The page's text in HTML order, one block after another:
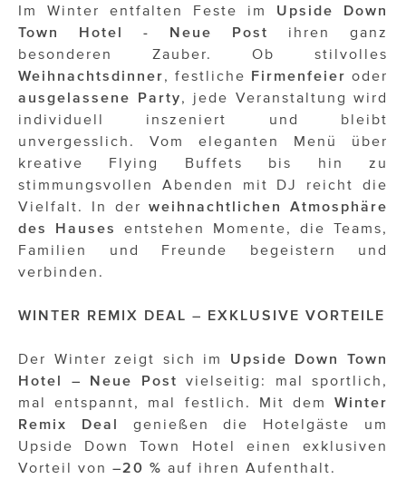
Im Winter entfalten Feste im Upside Down
Town Hotel - Neue Post
ihren ganz
besonderen Zauber. Ob stilvolles
Weihnachtsdinner
, festliche Firmenfeier oder
ausgelassene Party , jede Veranstaltung wird
individuell inszeniert und bleibt
unvergesslich. Vom eleganten Menü über
kreative Flying Buffets bis hin zu
stimmungsvollen Abenden mit DJ reicht die
Vielfalt. In derweihnachtlichen Atmosphäre
des Hauses
entstehen Momente, die Teams,
Familien und Freunde begeistern und
verbinden.
WINTER REMIX DEAL – EXKLUSIVE VORTEILE
Der Winter zeigt sich im Upside Down Town
Hotel – Neue Post vielseitig: mal sportlich,
mal entspannt, mal festlich. Mit dem Winter
Remix Deal
genießen die Hotelgäste um
Upside Down Town Hotel einen exklusiven
Vorteil von –20 % auf ihren Aufenthalt.